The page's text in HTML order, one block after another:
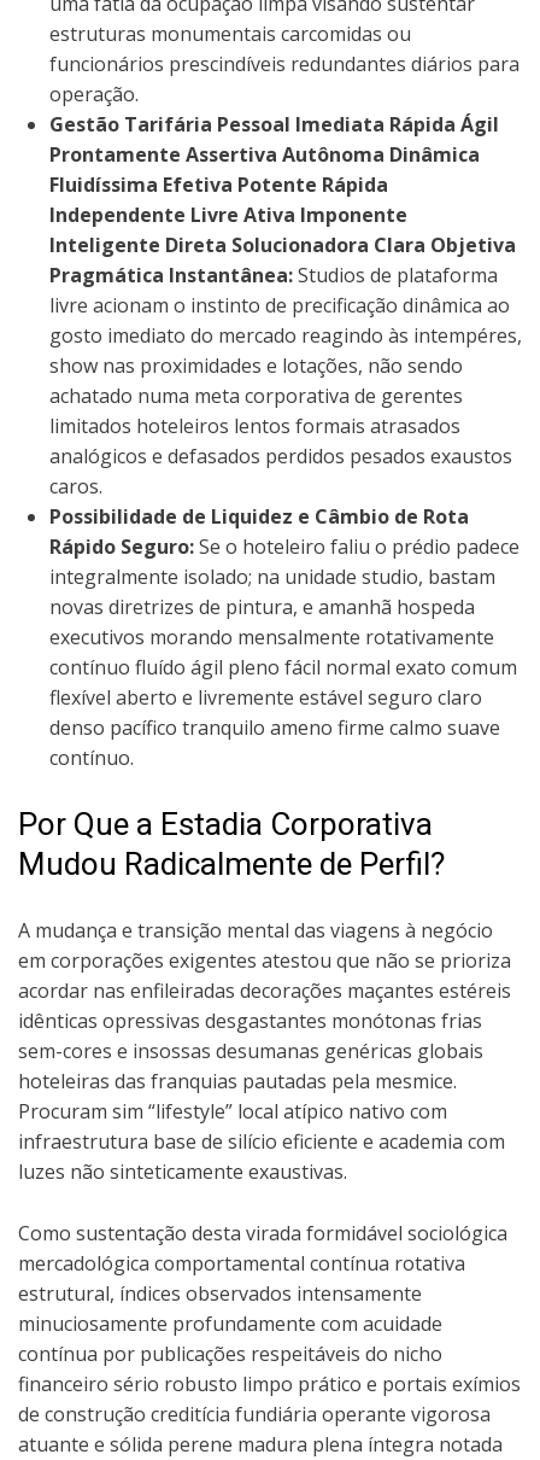
estruturas monumentais carcomidas ou
funcionários prescindíveis redundantes diários para
operação.
Gestão Tarifária Pessoal Imediata Rápida Ágil
Prontamente Assertiva Autônoma Dinâmica
Fluidíssima Efetiva Potente Rápida
Independente Livre Ativa Imponente
Inteligente Direta Solucionadora Clara Objetiva
Pragmática Instantânea:Studios de plataforma
livre acionam o instinto de precificação dinâmica ao
gosto imediato do mercado reagindo às intempéres,
show nas proximidades e lotações, não sendo
achatado numa meta corporativa de gerentes
limitados hoteleiros lentos formais atrasados
analógicos e defasados perdidos pesados exaustos
caros.
Possibilidade de Liquidez e Câmbio de Rota
Rápido Seguro:Se o hoteleiro faliu o prédio padece
integralmente isolado; na unidade studio, bastam
novas diretrizes de pintura, e amanhã hospeda
executivos morando mensalmente rotativamente
contínuo fluído ágil pleno fácil normal exato comum
flexível aberto e livremente estável seguro claro
denso pacífico tranquilo ameno firme calmo suave
contínuo.
Por Que a Estadia Corporativa
Mudou Radicalmente de Perfil?
A mudança e transição mental das viagens à negócio
em corporações exigentes atestou que não se prioriza
acordar nas enfileiradas decorações maçantes estéreis
idênticas opressivas desgastantes monótonas frias
sem-cores e insossas desumanas genéricas globais
hoteleiras das franquias pautadas pela mesmice.
Procuram sim “lifestyle” local atípico nativo com
infraestrutura base de silício eficiente e academia com
luzes não sinteticamente exaustivas.
Como sustentação desta virada formidável sociológica
mercadológica comportamental contínua rotativa
estrutural, índices observados intensamente
minuciosamente profundamente com acuidade
contínua por publicações respeitáveis do nicho
financeiro sério robusto limpo prático e portais exímios
de construção creditícia fundiária operante vigorosa
atuante e sólida perene madura plena íntegra notada